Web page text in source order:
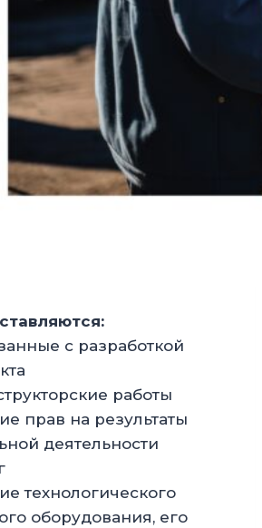
с разработкой
работы
прав на результаты
деятельности
технологического
оборудования, его